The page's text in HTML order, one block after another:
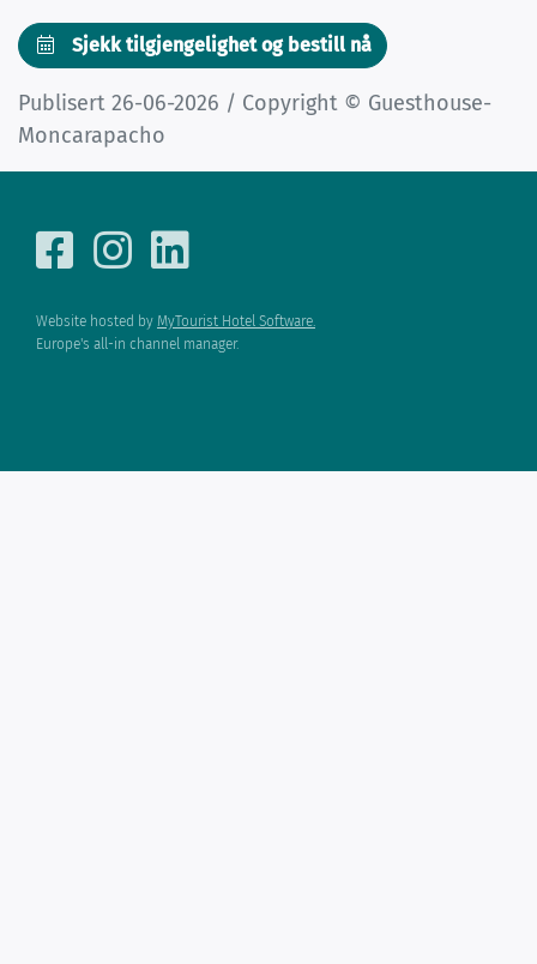
Sjekk tilgjengelighet og bestill nå
Publisert 26-06-2026 / Copyright © Guesthouse-
Moncarapacho
Website hosted by MyTourist Hotel Software.
Europe's all-in channel manager.